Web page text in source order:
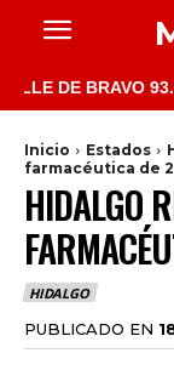
BRAVO 93.5
Inicio Estados
farmacéutica de 2
HIDALGO
HIDALGO
PUBLICADO EN